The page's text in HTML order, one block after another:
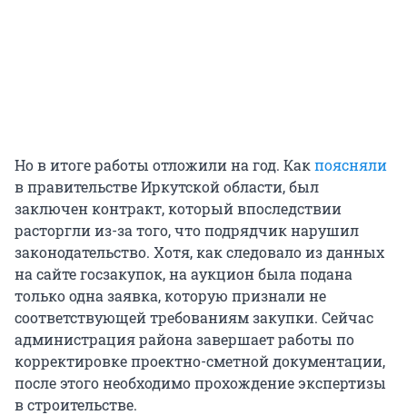
Но в итоге работы отложили на год. Какпоясняли
в правительстве Иркутской области, был
заключен контракт, который впоследствии
расторгли из-за того, что подрядчик нарушил
законодательство. Хотя, как следовало из данных
на сайте госзакупок, на аукцион была подана
только одна заявка, которую признали не
соответствующей требованиям закупки. Сейчас
администрация района завершает работы по
корректировке проектно-сметной документации,
после этого необходимо прохождение экспертизы
в строительстве.